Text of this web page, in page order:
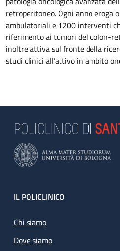
retroperitoneo. Ogni anno eroga
ambulatoriali e 1200 interventi
riferimento ai tumori del colon-
inoltre attiva sul fronte della
studi clinici all’attivo in ambito
Footer
IL POLICLINICO
Chi siamo
Dove siamo